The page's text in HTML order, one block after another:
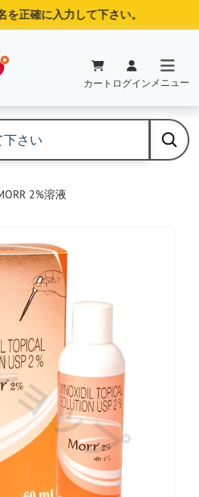
正確に入力して下さい。
カート ログイン メニュー
2%溶液
ップ